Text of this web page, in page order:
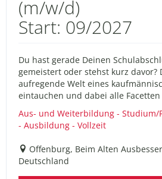
(m/w/d)
Start: 09/2027
Du hast gerade Deinen
gemeistert oder stehst kurz davor?
aufregende Welt eines
eintauchen und dabei alle Facetten
Aus- und Weiterbildung -
- Ausbildung - Vollzeit
Offenburg, Beim Alten
Deutschland